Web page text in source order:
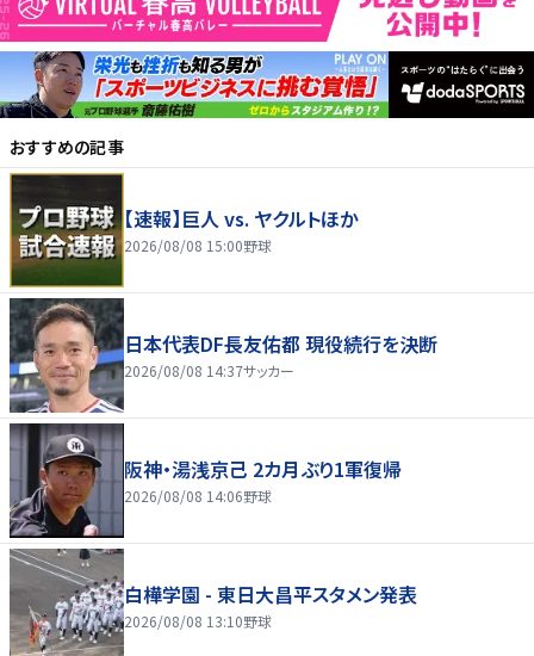
おすすめの記事
【速報】巨人 vs. ヤクルトほか
2026/08/08 15:00野球
日本代表DF長友佑都 現役続行を決断
2026/08/08 14:37サッカー
阪神・湯浅京己 2カ月ぶり1軍復帰
2026/08/08 14:06野球
白樺学園 - 東日大昌平スタメン発表
2026/08/08 13:10野球